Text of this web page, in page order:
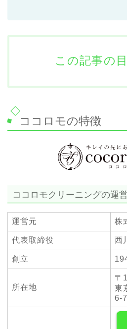
この記事の
ココロモの特徴
ココロモクリーニングの運
運営元 株
代表取締役 西
創立
所在地
〒
東
6-